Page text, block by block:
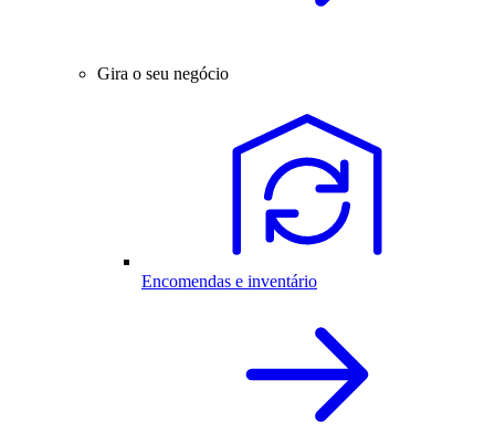
Gira o seu negócio
Encomendas e inventário